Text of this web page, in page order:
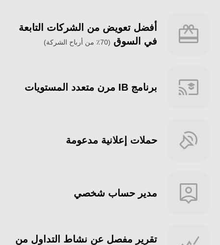
أفضل تعويض من الشركات التابعة
في السوق (70٪ من أرباح الشركة)
برنامج IB مرن متعدد المستويات
حملات إعلانية مدعومة
مدير حساب شخصي
تقرير مفصل عن نشاط التداول من